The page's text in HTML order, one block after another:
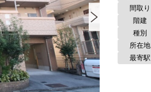
間取り
階建
種別
所在地
最寄駅